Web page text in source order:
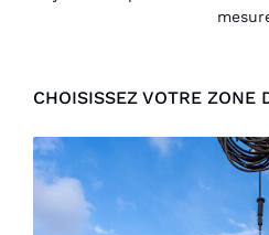
CHOISISSEZ VOTRE ZONE